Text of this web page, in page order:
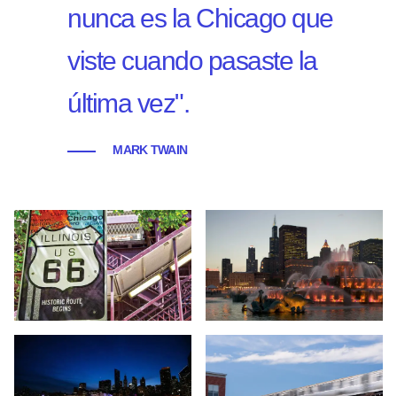
nunca es la Chicago que
viste cuando pasaste la
última vez".
MARK TWAIN
Señal de la Ruta 66 - Chicago - IllinoisFuente de Buckingham -